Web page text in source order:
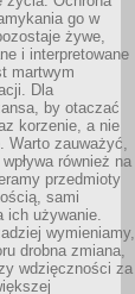
go w
żywe,
i interpretowane
martwym
Dla
by otaczać
korzenie, a nie
Warto zauważyć,
również na
przedmioty
sami
ich używanie.
wymieniamy,
drobna zmiana,
wdzięczności za